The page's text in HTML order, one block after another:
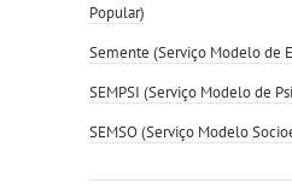
Popular)
Semente (Serviço Modelo de
SEMPSI (Serviço Modelo de
SEMSO (Serviço Modelo